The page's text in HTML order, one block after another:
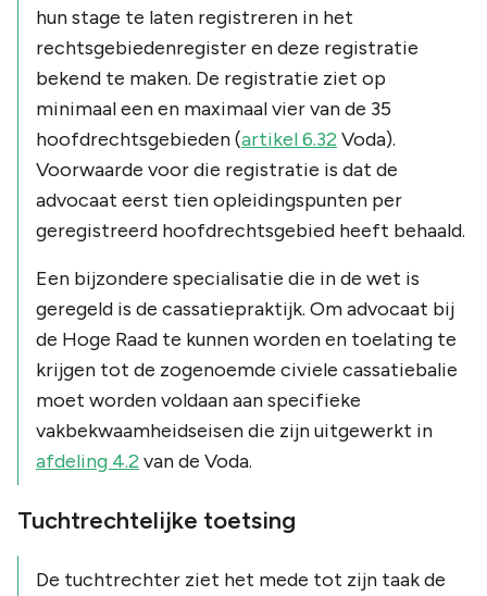
hun stage te laten registreren in het
rechtsgebiedenregister en deze registratie
bekend te maken. De registratie ziet op
minimaal een en maximaal vier van de 35
hoofdrechtsgebieden (artikel 6.32Voda).
Voorwaarde voor die registratie is dat de
advocaat eerst tien opleidingspunten per
geregistreerd hoofdrechtsgebied heeft behaald.
Een bijzondere specialisatie die in de wet is
geregeld is de cassatiepraktijk. Om advocaat bij
de Hoge Raad te kunnen worden en toelating te
krijgen tot de zogenoemde civiele cassatiebalie
moet worden voldaan aan specifieke
vakbekwaamheidseisen die zijn uitgewerkt in
afdeling 4.2van de Voda.
Tuchtrechtelijke toetsing
De tuchtrechter ziet het mede tot zijn taak de